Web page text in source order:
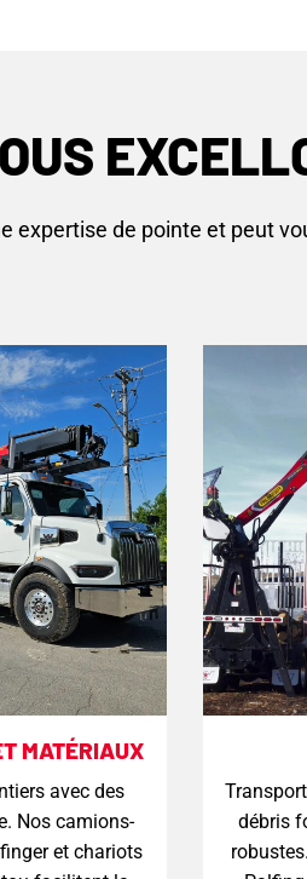
expertise de pointe et peut
MATÉRIAUX
avec des
Nos camions-
et chariots
débris